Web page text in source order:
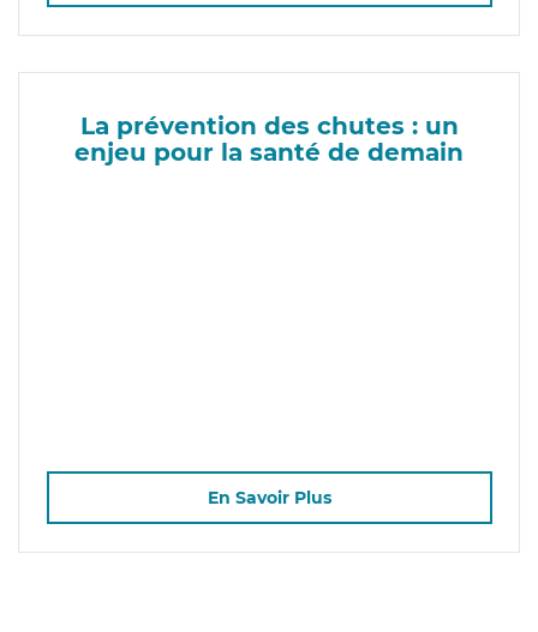
La prévention des chutes : un
enjeu pour la santé de demain
En Savoir Plus